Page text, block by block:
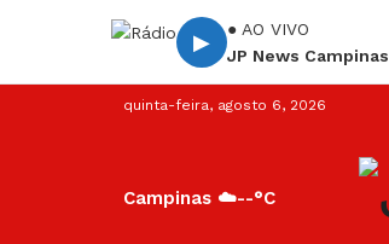
▶
● AO VIVO
JP News Campinas
quinta-feira, agosto 6, 2026
Campinas ☁️--°C